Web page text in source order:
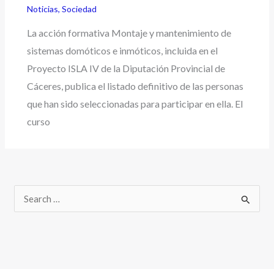
Noticias,Sociedad
La acción formativa Montaje y mantenimiento de
sistemas domóticos e inmóticos, incluida en el
Proyecto ISLA IV de la Diputación Provincial de
Cáceres, publica el listado definitivo de las personas
que han sido seleccionadas para participar en ella. El
curso